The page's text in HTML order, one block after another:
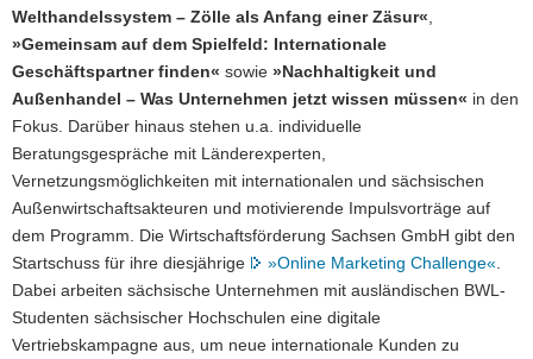
Welthandelssystem – Zölle als Anfang einer Zäsur«
»Gemeinsam auf dem Spielfeld: Internationale
Geschäftspartner finden« sowie »Nachhaltigkeit und
Außenhandel – Was Unternehmen jetzt wissen müssen« in den
Fokus. Darüber hinaus stehen u.a. individuelle
Beratungsgespräche mit Länderexperten,
Vernetzungsmöglichkeiten mit internationalen und sächsischen
Außenwirtschaftsakteuren und motivierende Impulsvorträge auf
dem Programm. Die Wirtschaftsförderung Sachsen GmbH gibt den
Startschuss für ihre diesjährige
»Online Marketing Challenge«
Dabei arbeiten sächsische Unternehmen mit ausländischen BWL-
Studenten sächsischer Hochschulen eine digitale
Vertriebskampagne aus, um neue internationale Kunden zu